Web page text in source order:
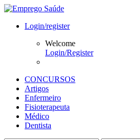
Login/register
Welcome
Login/Register
CONCURSOS
Artigos
Enfermeiro
Fisioterapeuta
Médico
Dentista